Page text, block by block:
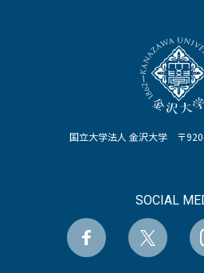
国立大学法人 金沢大学 〒
SOCIAL